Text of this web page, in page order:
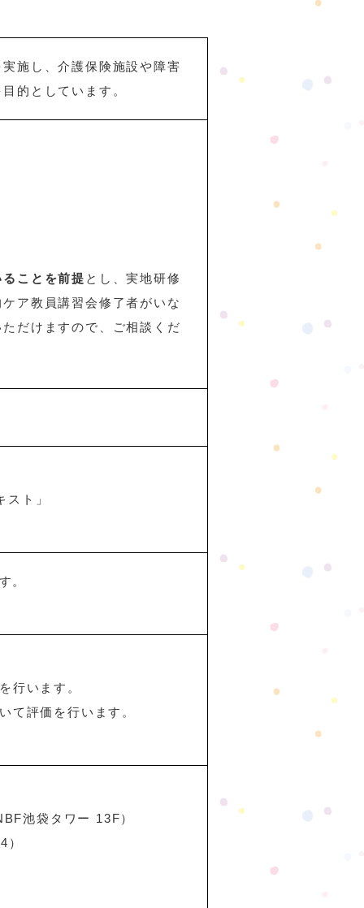
施し、介護保険施設や障害
的としています。
ことを前提 とし、実地研修
ア教員講習会修了者がいな
だけますので、ご相談くだ
ト」
。
行います。
て評価を行います。
池袋タワー 13F）